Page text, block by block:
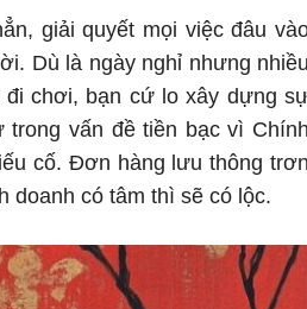
giải quyết mọi việc đâu
Dù là ngày nghỉ nhưng nhiều
đi chơi, bạn cứ lo xây dựng
vấn đề tiền bạc vì Chính
cố. Đơn hàng lưu thông trơn
doanh có tâm thì sẽ có lộc.